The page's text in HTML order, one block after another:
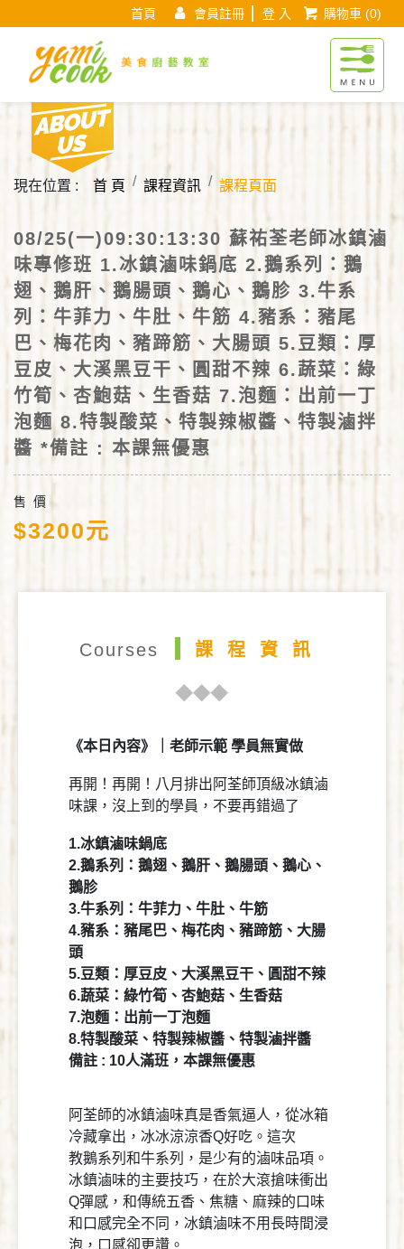
首頁 會員註冊 登 入 購物車(0)
Yamicook美食
現在位置 : 首 頁 課程資訊 課程頁面
08/25(一)09:30:13:30 蘇祐荃老師冰鎮滷
味專修班 1.冰鎮滷味鍋底 2.鵝系列：鵝
翅、鵝肝、鵝腸頭、鵝心、鵝胗 3.牛系
列：牛菲力、牛肚、牛筋 4.豬系：豬尾
巴、梅花肉、豬蹄筋、大腸頭 5.豆類：厚
豆皮、大溪黑豆干、圓甜不辣 6.蔬菜：綠
竹筍、杏鮑菇、生香菇 7.泡麵：出前一丁
泡麵 8.特製酸菜、特製辣椒醬、特製滷拌
醬 *備註 : 本課無優惠
售 價
$3200元
Courses 課程資訊
《本日內容》｜老師示範 學員無實做
再開！再開！八月排出阿荃師頂級冰鎮滷
味課，沒上到的學員，不要再錯過了
1.冰鎮滷味鍋底
2.鵝系列：鵝翅、鵝肝、鵝腸頭、鵝心、
鵝胗
3.牛系列：牛菲力、牛肚、牛筋
4.豬系：豬尾巴、梅花肉、豬蹄筋、大腸
頭
5.豆類：厚豆皮、大溪黑豆干、圓甜不辣
6.蔬菜：綠竹筍、杏鮑菇、生香菇
7.泡麵：出前一丁泡麵
8.特製酸菜、特製辣椒醬、特製滷拌醬
備註 : 10人滿班，本課無優惠
阿荃師的冰鎮滷味真是香氣逼人，從冰箱
冷藏拿出，冰冰涼涼香Q好吃。這次
教鵝系列和牛系列，是少有的滷味品項。
冰鎮滷味的主要技巧，在於大滾搶味衝出
Q彈感，和傳統五香、焦糖、麻辣的口味
和口感完全不同，冰鎮滷味不用長時間浸
泡，口感卻更讚。